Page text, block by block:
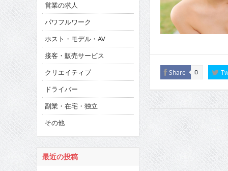
Share 0
営業の求人
パワフルワーク
ホスト・モデル・AV
接客・販売サービス
クリエイティブ
ドライバー
副業・在宅・独立
その他
最近の投稿